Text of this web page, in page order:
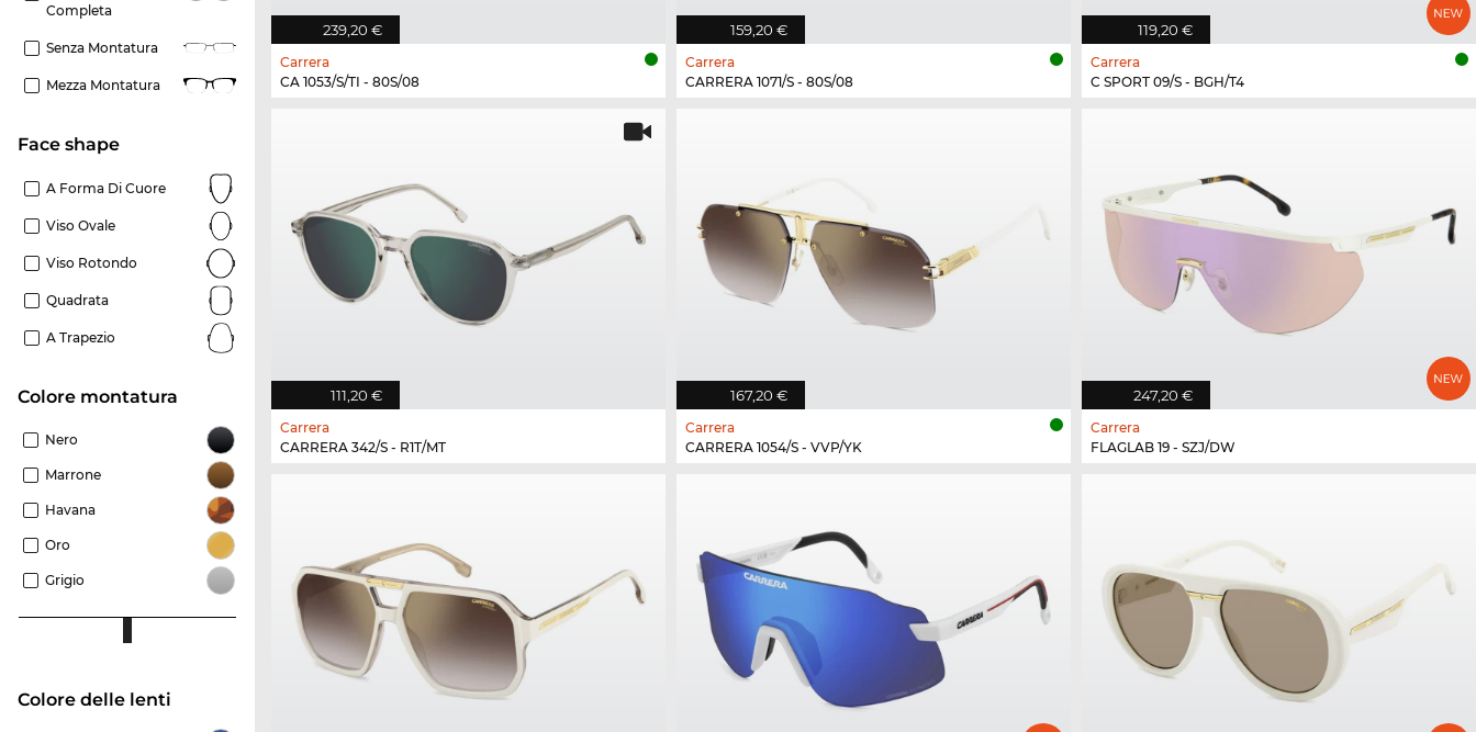
Completa
Senza Montatura
Mezza Montatura
Face shape
A Forma Di Cuore
Viso Ovale
Viso Rotondo
Quadrata
A Trapezio
Colore montatura
Nero
Marrone
Havana
Oro
Grigio
Colore delle lenti
239,20 €
Carrera
CA 1053/S/TI - 80S/08
159,20 €
Carrera
CARRERA 1071/S - 80S/08
119,20 €
Carrera
C SPORT 09/S - BGH/T4
111,20 €
Carrera
CARRERA 342/S - R1T/MT
167,20 €
Carrera
CARRERA 1054/S - VVP/YK
247,20 €
Carrera
FLAGLAB 19 - SZJ/DW